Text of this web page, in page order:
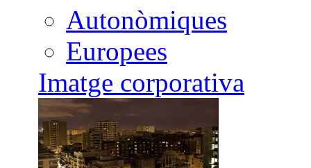
Autonòmiques
Europees
Imatge corporativa